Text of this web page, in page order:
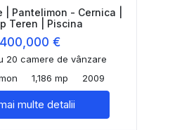
| Pantelimon - Cernica |
Teren | Piscina
€
20 camere de vânzare
1,186 mp 2009
multe detalii